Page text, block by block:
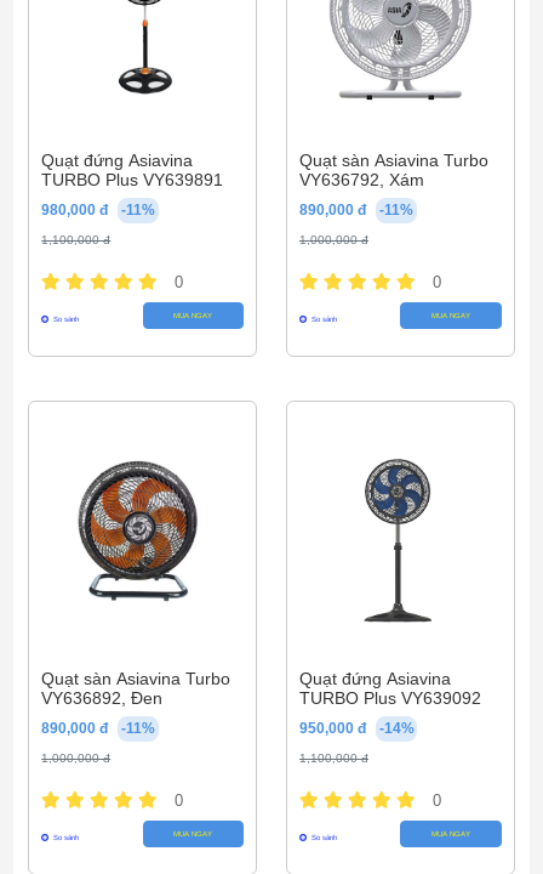
Quạt đứng Asiavina
TURBO Plus VY639891
980,000 đ -11%
1,100,000 đ
0
So sánh MUA NGAY
Quạt sàn Asiavina Turbo
VY636792, Xám
890,000 đ -11%
1,000,000 đ
0
So sánh MUA NGAY
Quạt sàn Asiavina Turbo
VY636892, Đen
890,000 đ -11%
1,000,000 đ
0
So sánh MUA NGAY
Quạt đứng Asiavina
TURBO Plus VY639092
950,000 đ -14%
1,100,000 đ
0
So sánh MUA NGAY